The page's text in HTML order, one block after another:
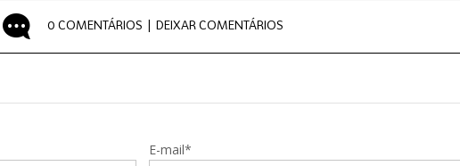
0 COMENTÁRIOS | DEIXAR COMENTÁRIOS
E-mail*